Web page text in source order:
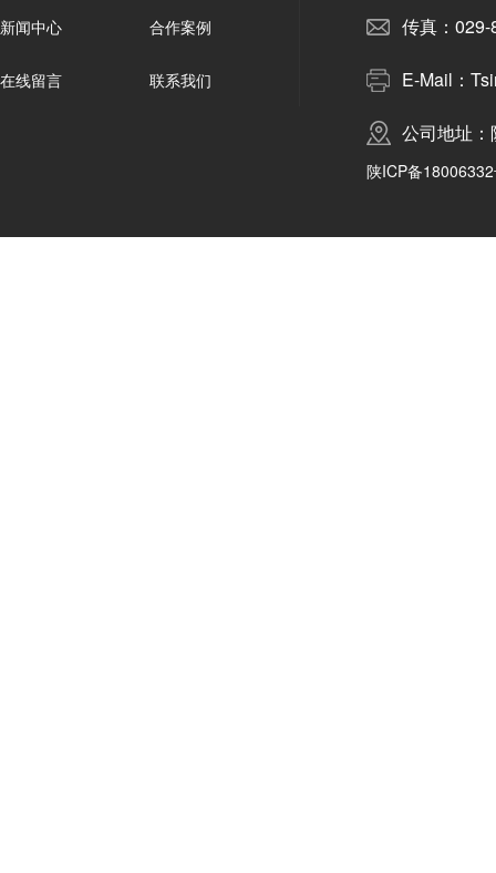
新闻中心 合作案例
在线留言 联系我们
传真：
E-Mail：
公司地址
陕ICP备